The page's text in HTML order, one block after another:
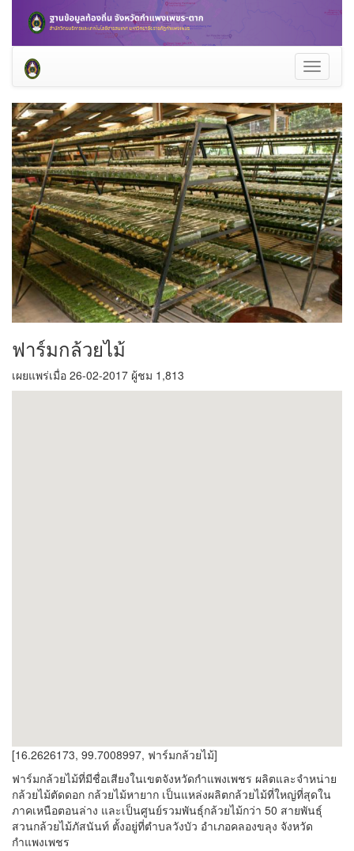
Toggle
ฟาร์มกล้วยไม้
เผยแพร่เมื่อ 26-02-2017 ผู้ชม 1,813
[16.2626173, 99.7008997, ฟาร์มกล้วยไม้]
ฟาร์มกล้วยไม้ที่มีชื่อเสียงในเขตจังหวัดกำแพงเพชร ผลิตและจำหน่าย
กล้วยไม้ตัดดอก กล้วยไม้หายาก เป็นแหล่งผลิตกล้วยไม้ที่ใหญ่ที่สุดใน
ภาคเหนือตอนล่าง และเป็นศูนย์รวมพันธุ์กล้วยไม้กว่า 50 สายพันธุ์
สวนกล้วยไม้ภัสนันท์ ตั้งอยู่ที่ตำบลวังบัว อำเภอคลองขลุง จังหวัด
กำแพงเพชร